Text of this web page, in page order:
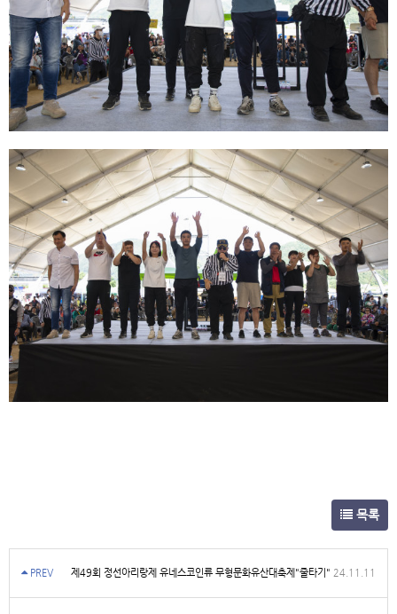
목록
PREV 제49회 정선아리랑제 유네스코인류 무형문화유산대축제"줄타기" 24.11.11